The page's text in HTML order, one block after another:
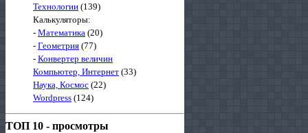
Технологии (139)
Калькуляторы:
- Математика (20)
- Геометрия (77)
- Конвертер величин
Компьютер, Интернет (33)
Наука, Космос (22)
Wordpress (124)
ТОП 10 - просмотры